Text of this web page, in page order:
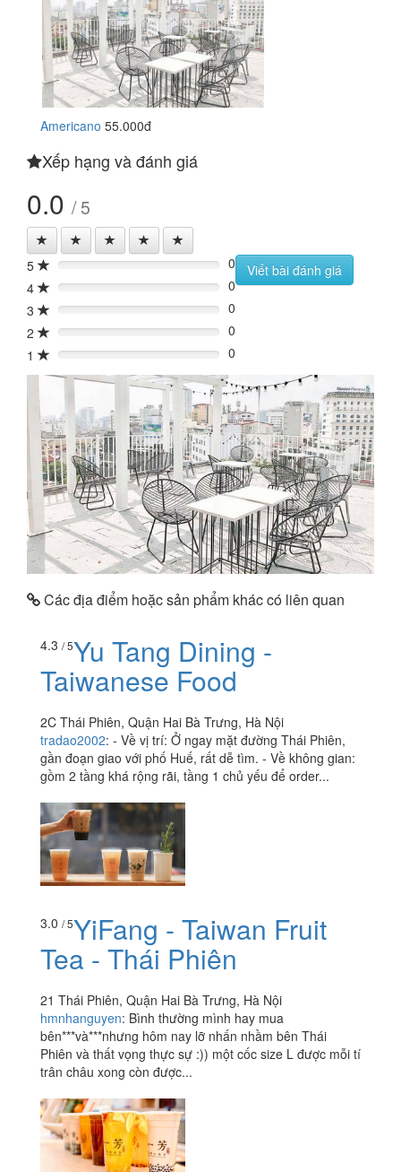
Americano 55.000đ
Xếp hạng và đánh giá
0.0 / 5
5 0%
0
4
0%
0
3
0%
0
2
0%
0
1
0% 0
Viết bài đánh giá
Các địa điểm hoặc sản phẩm khác có liên quan
4.3 / 5Yu Tang Dining -
Taiwanese Food
2C Thái Phiên, Quận Hai Bà Trưng, Hà Nội
tradao2002: - Về vị trí: Ở ngay mặt đường Thái Phiên,
gần đoạn giao với phố Huế, rất dễ tìm. - Về không gian:
gồm 2 tầng khá rộng rãi, tầng 1 chủ yếu để order...
3.0 / 5YiFang - Taiwan Fruit
Tea - Thái Phiên
21 Thái Phiên, Quận Hai Bà Trưng, Hà Nội
hmnhanguyen: Bình thường mình hay mua
bên***và***nhưng hôm nay lỡ nhấn nhầm bên Thái
Phiên và thất vọng thực sự :)) một cốc size L được mỗi tí
trân châu xong còn được...